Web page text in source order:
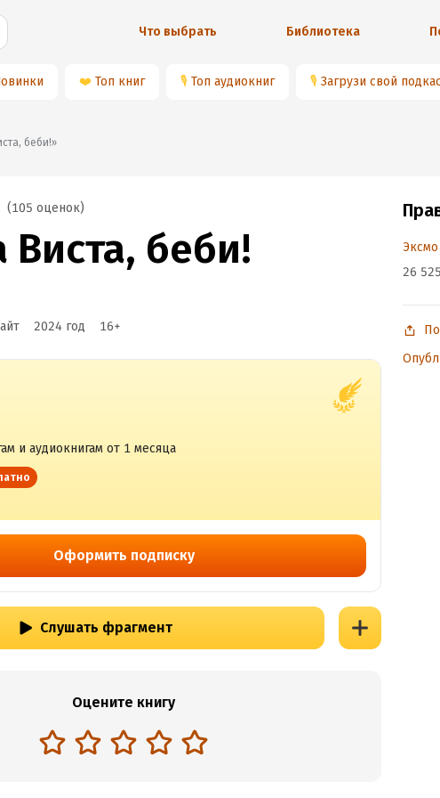
Что выбрать Библиотека
❤️ Топ книг 🎙 Топ аудиокниг 🎙 Загрузи свой
беби!»
(105 оценок)
Виста, беби!
2024 год 16+
и аудиокнигам от 1 месяца
Оформить подписку
Слушать фрагмент
Оцените книгу
Эксмо
26